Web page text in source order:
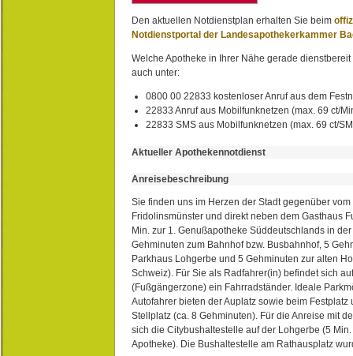
Den aktuellen Notdienstplan erhalten Sie beim
Notdienstportal der Landesapothekerkammer
Welche Apotheke in Ihrer Nähe gerade
auch unter:
0800 00 22833 kostenloser Anruf aus dem
22833 Anruf aus Mobilfunknetzen (max. 69 ct/
22833 SMS aus Mobilfunknetzen (max. 69 ct/
Aktueller Apothekennotdienst
Anreisebeschreibung
Sie finden uns im Herzen der Stadt gegenüber
Fridolinsmünster und direkt neben dem Gasthaus
Min. zur 1. Genußapotheke Süddeutschlands in
Gehminuten zum Bahnhof bzw. Busbahnhof, 5
Parkhaus Lohgerbe und 5 Gehminuten zur alten
Schweiz). Für Sie als Radfahrer(in) befindet sich
(Fußgängerzone) ein Fahrradständer. Ideale
Autofahrer bieten der Auplatz sowie beim Festplatz
Stellplatz (ca. 8 Gehminuten). Für die Anreise mit
sich die Citybushaltestelle auf der Lohgerbe (5
Apotheke). Die Bushaltestelle am Rathausplatz